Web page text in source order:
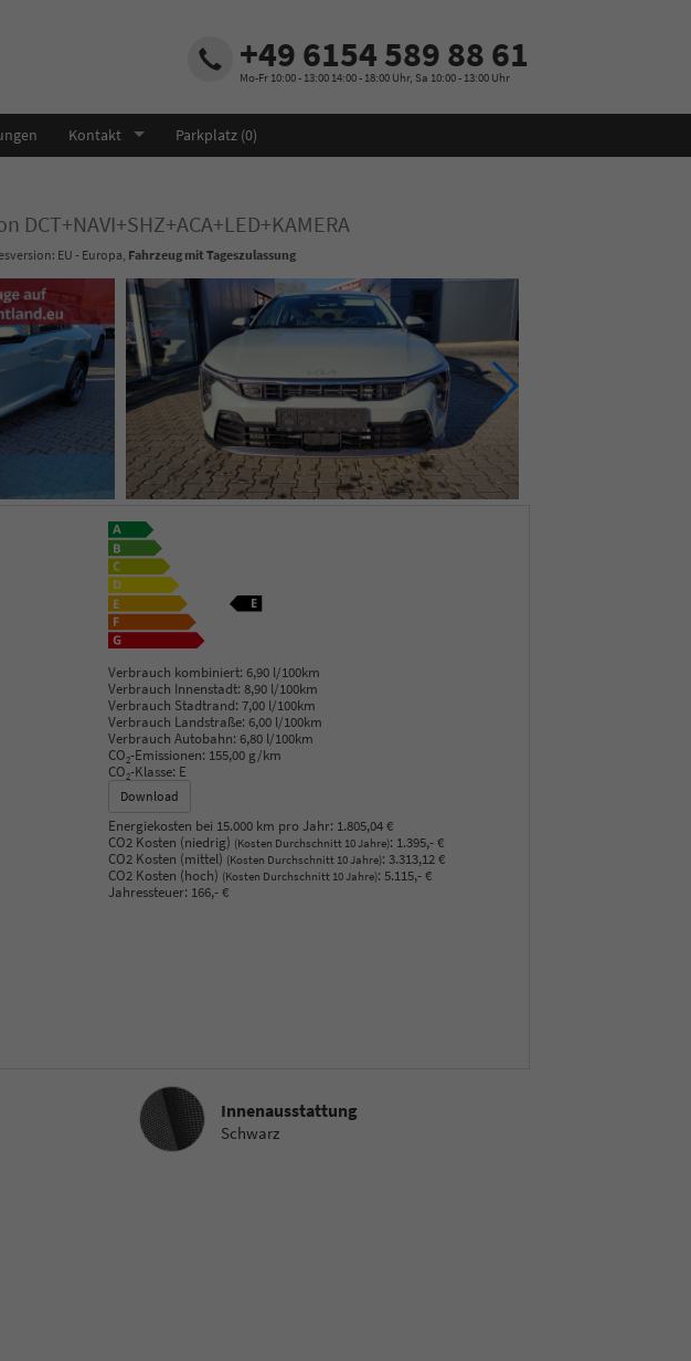
+49 6154 589 88 61
Mo-Fr 10:00 - 13:00 14:00 - 18:00 Uhr, Sa 10:00 - 13:00 Uhr
Kontakt Parkplatz (0)
DCT+NAVI+SHZ+ACA+LED+KAMERA
EU - Europa, Fahrzeug mit Tageszulassung
Verbrauch kombiniert: 6,90 l/100km
Verbrauch Innenstadt: 8,90 l/100km
Verbrauch Stadtrand: 7,00 l/100km
Verbrauch Landstraße: 6,00 l/100km
Verbrauch Autobahn: 6,80 l/100km
CO2-Emissionen: 155,00 g/km
CO2-Klasse: E
Download
Energiekosten bei 15.000 km pro Jahr: 1.805,04 €
CO2 Kosten (niedrig) (Kosten Durchschnitt 10 Jahre): 1.395,- €
CO2 Kosten (mittel) (Kosten Durchschnitt 10 Jahre): 3.313,12 €
CO2 Kosten (hoch) (Kosten Durchschnitt 10 Jahre): 5.115,- €
Jahressteuer: 166,- €
Innenausstattung
Innenausstattung
Schwarz